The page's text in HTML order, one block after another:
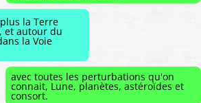
la Terre
et autour du
la Voie
avec toutes les perturbations qu'on
connait, Lune, planètes, astéroïdes et
consort.